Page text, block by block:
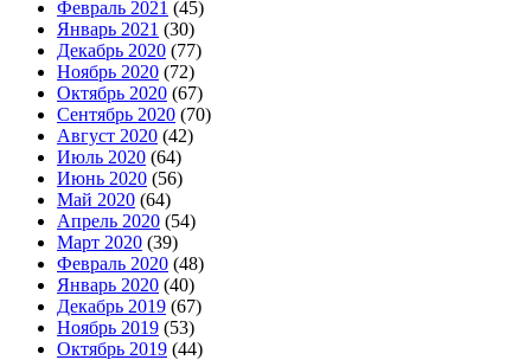
Февраль 2021 (45)
Январь 2021 (30)
Декабрь 2020 (77)
Ноябрь 2020 (72)
Октябрь 2020 (67)
Сентябрь 2020 (70)
Август 2020 (42)
Июль 2020 (64)
Июнь 2020 (56)
Май 2020 (64)
Апрель 2020 (54)
Март 2020 (39)
Февраль 2020 (48)
Январь 2020 (40)
Декабрь 2019 (67)
Ноябрь 2019 (53)
Октябрь 2019 (44)